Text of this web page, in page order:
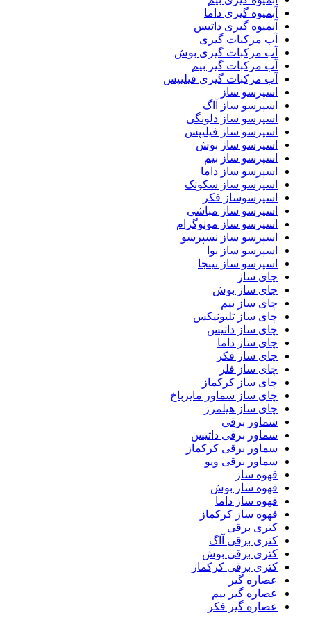
آبمیوه گیری داما
آبمیوه گیری داتیس
آب مرکبات گیری
آب مرکبات گیری بوش
آب مرکبات گیر بیم
آب مرکبات گیری فیلیپس
اسپرسو ساز
اسپرسو ساز آاگ
اسپرسو ساز دلونگی
اسپرسو ساز فیلیپس
اسپرسو ساز بوش
اسپرسو ساز بیم
اسپرسو ساز داما
اسپرسو ساز سکوتک
اسپرسوساز فکر
اسپرسو ساز مباشی
اسپرسو ساز مونوگرام
اسپرسو ساز نسپرسو
اسپرسو ساز نوا
اسپرسو ساز نینجا
چای ساز
چای ساز بوش
چای ساز بیم
چای ساز تلیونیکس
چای ساز داتیس
چای ساز داما
چای ساز فکر
چای ساز فلر
چای ساز کرکماز
چای ساز سماور مایرباخ
چای ساز هیلمرز
سماور برقی
سماور برقی داتیس
سماور برقی کرکماز
سماور برقی ویو
قهوه ساز
قهوه ساز بوش
قهوه ساز داما
قهوه ساز کرکماز
کتری برقی
کتری برقی آاگ
کتری برقی بوش
کتری برقی کرکماز
عصاره گیر
عصاره گیر بیم
عصاره گیر فکر